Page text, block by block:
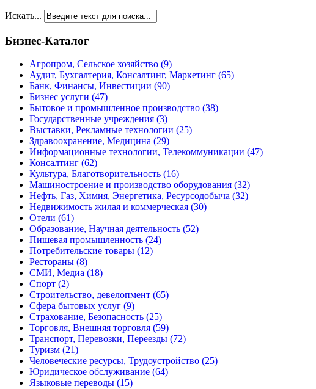
Искать...
Бизнес-Каталог
Агропром, Сельское хозяйство (9)
Аудит, Бухгалтерия, Консалтинг, Маркетинг (65)
Банк, Финансы, Инвестиции (90)
Бизнес услуги (47)
Бытовое и промышленное производство (38)
Государственные учреждения (3)
Выставки, Рекламные технологии (25)
Здравоохранение, Медицина (29)
Информационные технологии, Телекоммуникации (47)
Консалтинг (62)
Культура, Благотворительность (16)
Машиностроение и производство оборудования (32)
Нефть, Газ, Химия, Энергетика, Ресурсодобыча (32)
Недвижимость жилая и коммерческая (30)
Отели (61)
Образование, Научная деятельность (52)
Пишевая промышленность (24)
Потребительские товары (12)
Рестораны (8)
СМИ, Медиа (18)
Спорт (2)
Строительство, девелопмент (65)
Сфера бытовых услуг (9)
Страхование, Безопасность (25)
Торговля, Внешняя торговля (59)
Транспорт, Перевозки, Переезды (72)
Туризм (21)
Человеческие ресурсы, Трудоустройство (25)
Юридическое обслуживание (64)
Языковые переводы (15)